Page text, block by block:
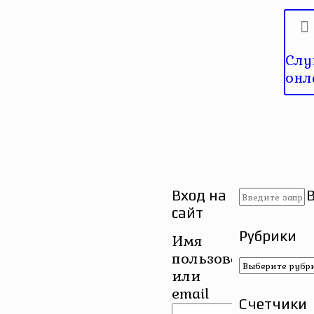
Вход на
сайт
Имя
пользователя
или
email
Рубрики
Рубрики
Счетчики